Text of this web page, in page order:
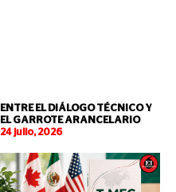
ENTRE EL DIÁLOGO TÉCNICO Y
EL GARROTE ARANCELARIO
24 julio, 2026